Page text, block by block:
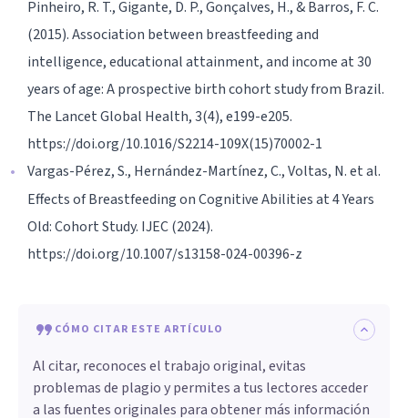
Pinheiro, R. T., Gigante, D. P., Gonçalves, H., & Barros, F. C.
(2015). Association between breastfeeding and
intelligence, educational attainment, and income at 30
years of age: A prospective birth cohort study from Brazil.
The Lancet Global Health, 3(4), e199-e205.
https://doi.org/10.1016/S2214-109X(15)70002-1
Vargas-Pérez, S., Hernández-Martínez, C., Voltas, N. et al.
Effects of Breastfeeding on Cognitive Abilities at 4 Years
Old: Cohort Study. IJEC (2024).
https://doi.org/10.1007/s13158-024-00396-z
CÓMO CITAR ESTE ARTÍCULO
Al citar, reconoces el trabajo original, evitas
problemas de plagio y permites a tus lectores acceder
a las fuentes originales para obtener más información